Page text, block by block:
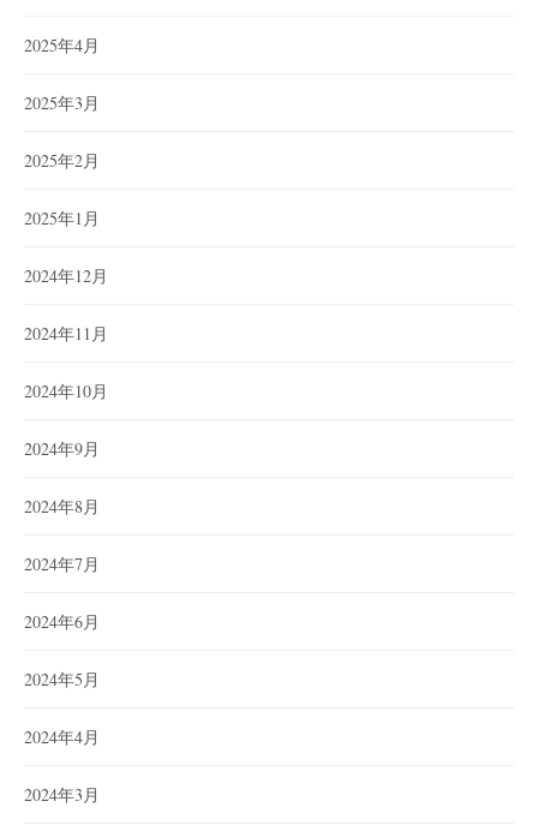
2025年4月
2025年3月
2025年2月
2025年1月
2024年12月
2024年11月
2024年10月
2024年9月
2024年8月
2024年7月
2024年6月
2024年5月
2024年4月
2024年3月